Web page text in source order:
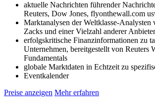
aktuelle Nachrichten führender
Reuters, Dow Jones, flyonthewall.com
Marktanalysen der Weltklasse-Analysten
Zacks und einer Vielzahl anderer Anbieter
erfolgskritische Finanzinformationen zu
Unternehmen, bereitgestellt von Reuters
Fundamentals
globale Marktdaten in Echtzeit zu
Eventkalender
Preise anzeigen Mehr erfahren